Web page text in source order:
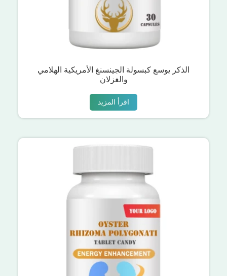
الذكر يوسع كبسولة الجينسنغ الأمريكية الهلامي
والغزلان
اقرأ المزيد